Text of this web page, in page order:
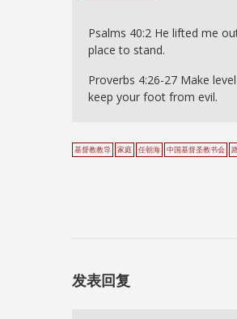
Psalms 40:2 He lifted me
place to stand.
Proverbs 4:26-27 Make
keep your foot from evil.
基督教教导 家庭 任朝海 中国基督圣教书会
发表回复